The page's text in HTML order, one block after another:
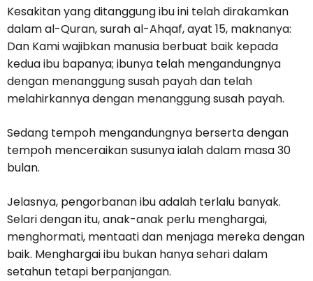
Kesakitan yang ditanggung ibu ini telah dirakamkan
dalam al-Quran, surah al-Ahqaf, ayat 15, maknanya:
Dan Kami wajibkan manusia berbuat baik kepada
kedua ibu bapanya; ibunya telah mengandungnya
dengan menanggung susah payah dan telah
melahirkannya dengan menanggung susah payah.
Sedang tempoh mengandungnya berserta dengan
tempoh menceraikan susunya ialah dalam masa 30
bulan.
Jelasnya, pengorbanan ibu adalah terlalu banyak.
Selari dengan itu, anak-anak perlu menghargai,
menghormati, mentaati dan menjaga mereka dengan
baik. Menghargai ibu bukan hanya sehari dalam
setahun tetapi berpanjangan.